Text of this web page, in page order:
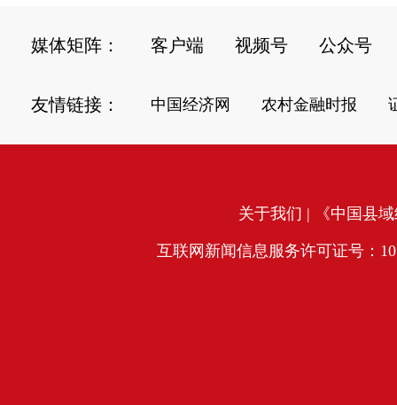
媒体矩阵： 客户端 视频号 公众号
友情链接： 中国经济网 农村金融时报
关于我们 | 《中国县
互联网新闻信息服务许可证号：